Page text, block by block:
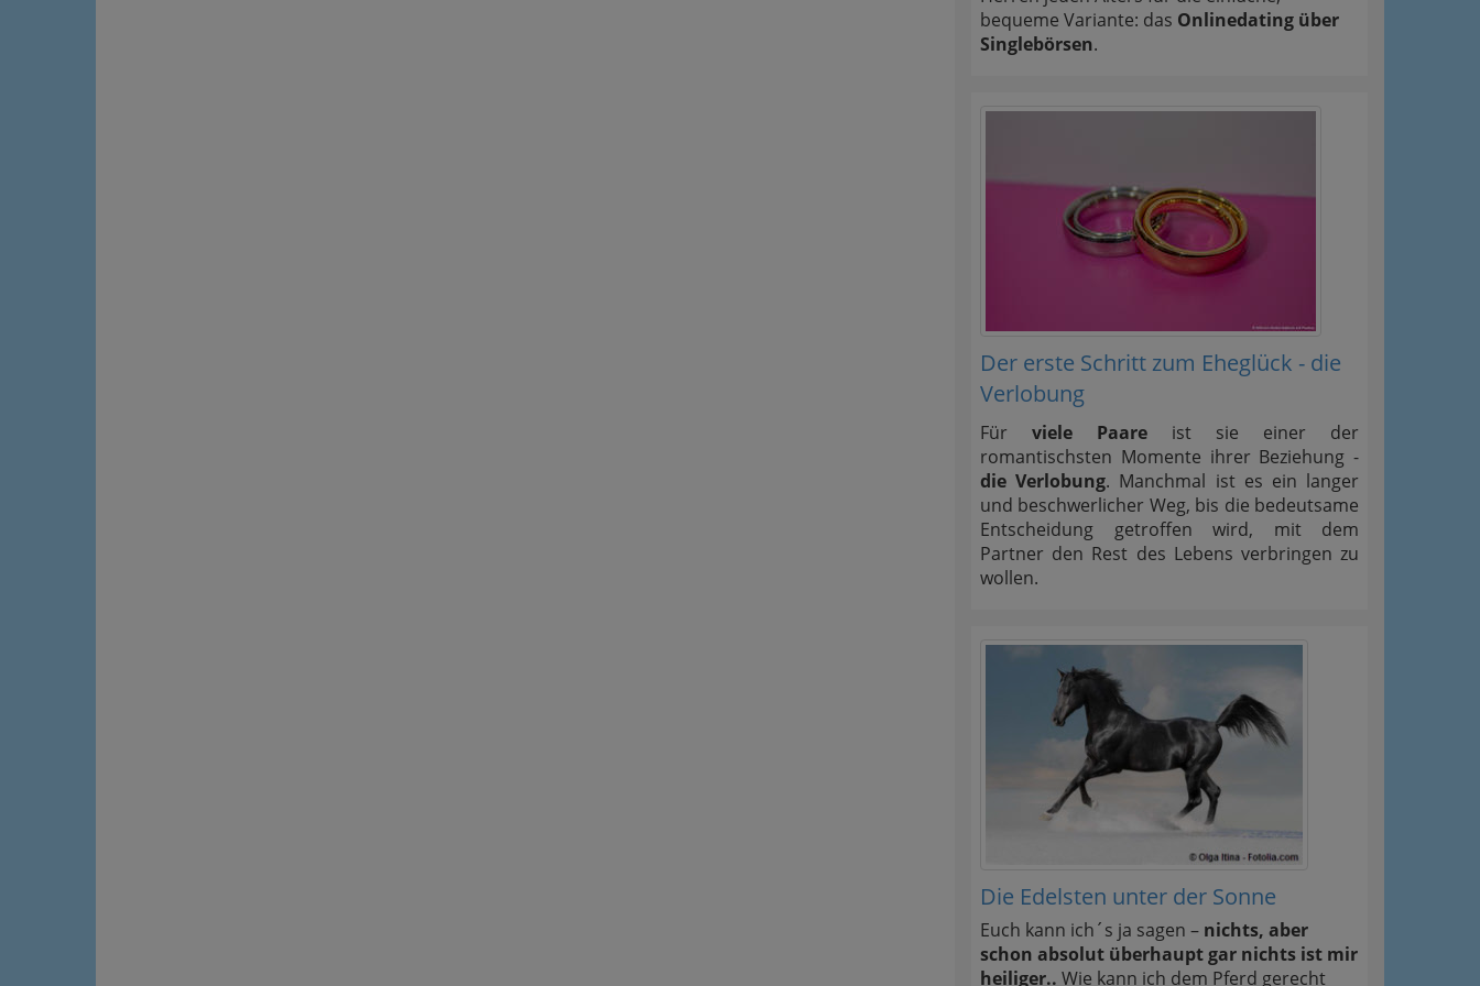
bequeme Variante: das Onlinedating über
Singlebörsen.
Der erste Schritt zum Eheglück - die
Verlobung
Für viele Paare ist sie einer der
romantischsten Momente ihrer Beziehung -
die Verlobung. Manchmal ist es ein langer
und beschwerlicher Weg, bis die bedeutsame
Entscheidung getroffen wird, mit dem
Partner den Rest des Lebens verbringen zu
wollen.
Die Edelsten unter der Sonne
Euch kann ich´s ja sagen – nichts, aber
schon absolut überhaupt gar nichts ist mir
heiliger.. Wie kann ich dem Pferd gerecht